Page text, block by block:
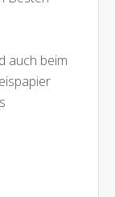
auch beim